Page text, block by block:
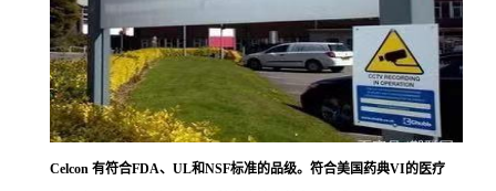
Celcon 有符合FDA、UL和NSF标准的品级。符合美国药典VI的医疗